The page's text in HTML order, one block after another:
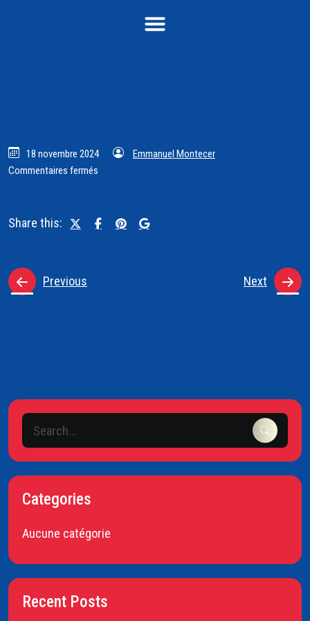
18 novembre 2024
Emmanuel Montecer
Commentaires fermés
Share this:
Previous Next
Categories
Aucune catégorie
Recent Posts